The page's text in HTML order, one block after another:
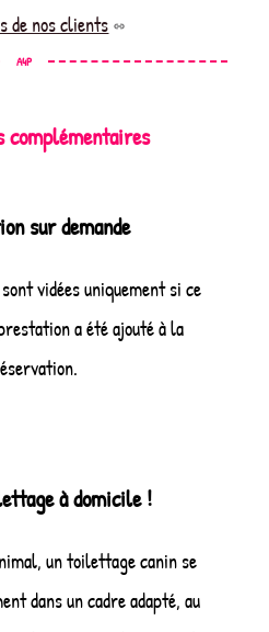
de nos clients
A4P
sur demande
vidées uniquement si ce
a été ajouté à la
à domicile !
un toilettage canin se
dans un cadre adapté, au